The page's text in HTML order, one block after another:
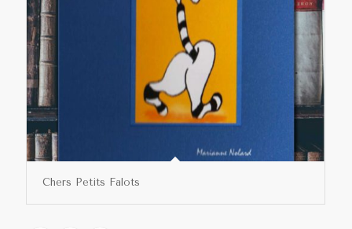
Chers Petits Falots